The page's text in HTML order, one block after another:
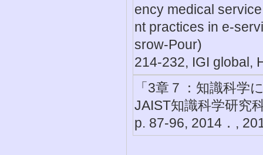
ency medical
nt practices in e-
srow-Pour)
214-232, IGI global,
「3章７：知識科学
JAIST知識科学研究
p. 87-96, 2014．,